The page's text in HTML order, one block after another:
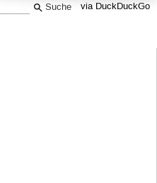
via DuckDuckGo